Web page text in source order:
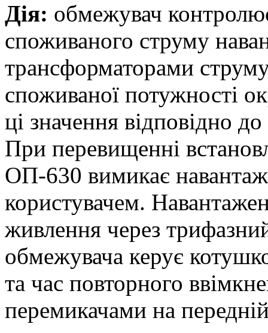
Дія: обмежувач
споживаного струму
трансформаторами
споживаної потужності
ці значення відповідно
При перевищенні
ОП-630 вимикає
користувачем.
живлення через
обмежувача керує
та час повторного
перемикачами на